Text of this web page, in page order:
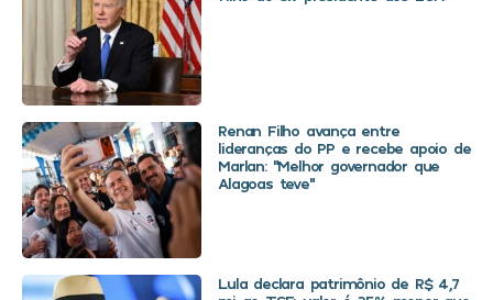
Renan Filho avança entre
lideranças do PP e recebe apoio de
Marlan: “Melhor governador que
Alagoas teve”
Lula declara patrimônio de R$ 4,7